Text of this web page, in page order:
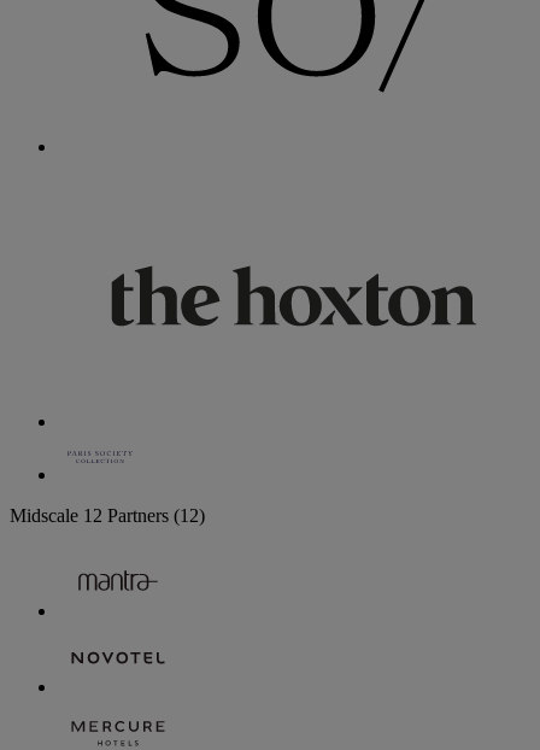
Midscale 12 Partners (12)